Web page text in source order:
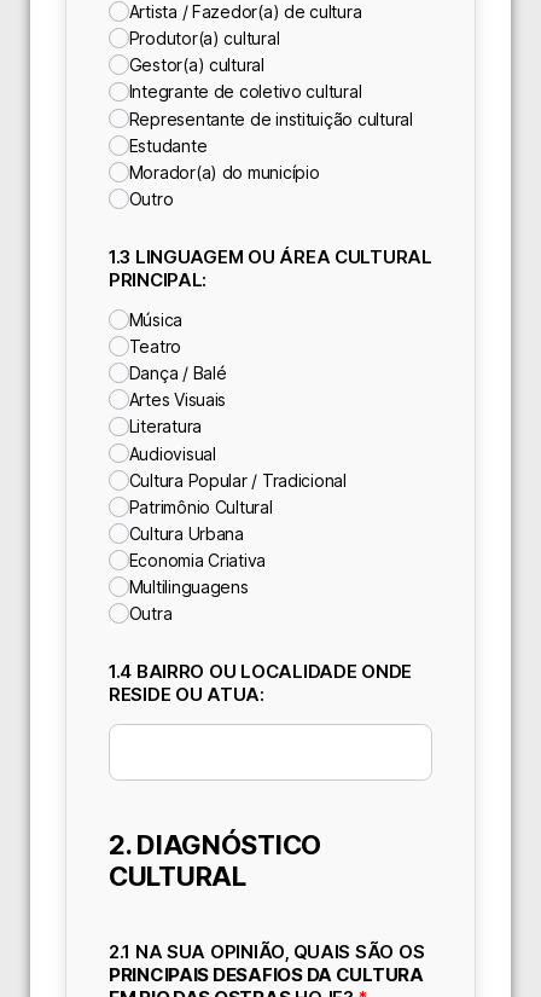
Artista / Fazedor(a) de cultura
Produtor(a) cultural
Gestor(a) cultural
Integrante de coletivo cultural
Representante de instituição cultural
Estudante
Morador(a) do município
Outro
1.3 LINGUAGEM OU ÁREA CULTURAL
PRINCIPAL:
Música
Teatro
Dança / Balé
Artes Visuais
Literatura
Audiovisual
Cultura Popular / Tradicional
Patrimônio Cultural
Cultura Urbana
Economia Criativa
Multilinguagens
Outra
1.4 BAIRRO OU LOCALIDADE ONDE
RESIDE OU ATUA:
2. DIAGNÓSTICO
CULTURAL
2.1 NA SUA OPINIÃO, QUAIS SÃO OS
PRINCIPAIS DESAFIOS DA CULTURA